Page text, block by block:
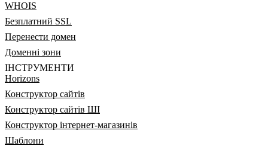
WHOIS
Безплатний SSL
Перенести домен
Доменні зони
ІНСТРУМЕНТИ
Horizons
Конструктор сайтів
Конструктор сайтів ШІ
Конструктор інтернет-магазинів
Шаблони